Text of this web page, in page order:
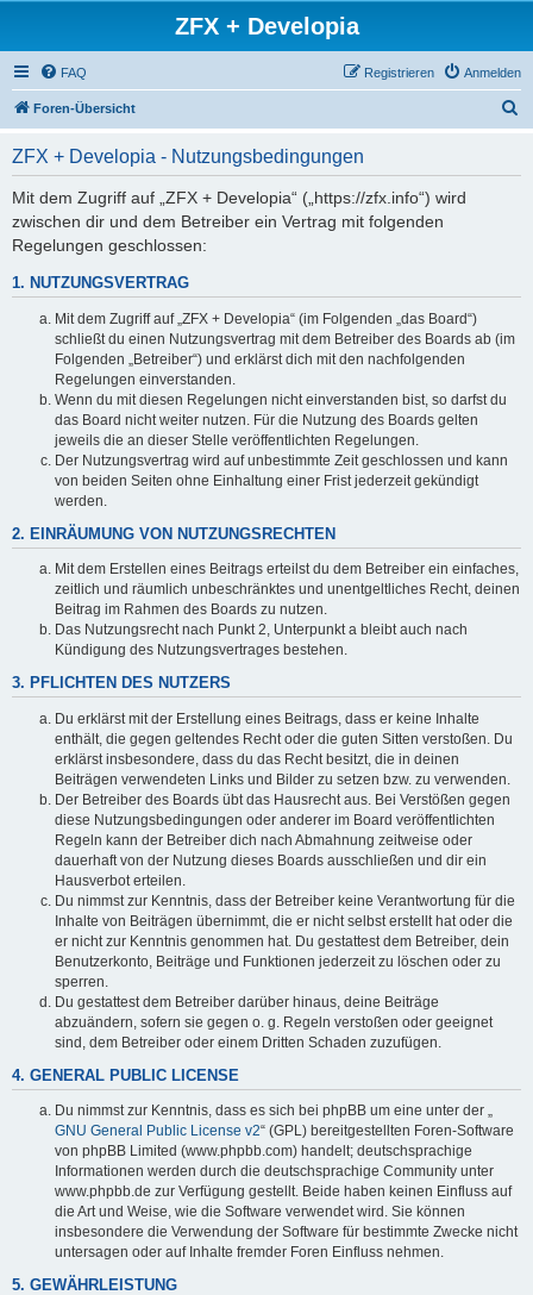
ZFX + Developia
FAQ Anmelden
Registrieren
Foren-Übersicht
ZFX + Developia - Nutzungsbedingungen
Mit dem Zugriff auf „ZFX + Developia“ („https://zfx.info“) wird
zwischen dir und dem Betreiber ein Vertrag mit folgenden
Regelungen geschlossen:
1. NUTZUNGSVERTRAG
Mit dem Zugriff auf „ZFX + Developia“ (im Folgenden „das Board“)
schließt du einen Nutzungsvertrag mit dem Betreiber des Boards ab (im
Folgenden „Betreiber“) und erklärst dich mit den nachfolgenden
Regelungen einverstanden.
Wenn du mit diesen Regelungen nicht einverstanden bist, so darfst du
das Board nicht weiter nutzen. Für die Nutzung des Boards gelten
jeweils die an dieser Stelle veröffentlichten Regelungen.
Der Nutzungsvertrag wird auf unbestimmte Zeit geschlossen und kann
von beiden Seiten ohne Einhaltung einer Frist jederzeit gekündigt
werden.
2. EINRÄUMUNG VON NUTZUNGSRECHTEN
Mit dem Erstellen eines Beitrags erteilst du dem Betreiber ein einfaches,
zeitlich und räumlich unbeschränktes und unentgeltliches Recht, deinen
Beitrag im Rahmen des Boards zu nutzen.
Das Nutzungsrecht nach Punkt 2, Unterpunkt a bleibt auch nach
Kündigung des Nutzungsvertrages bestehen.
3. PFLICHTEN DES NUTZERS
Du erklärst mit der Erstellung eines Beitrags, dass er keine Inhalte
enthält, die gegen geltendes Recht oder die guten Sitten verstoßen. Du
erklärst insbesondere, dass du das Recht besitzt, die in deinen
Beiträgen verwendeten Links und Bilder zu setzen bzw. zu verwenden.
Der Betreiber des Boards übt das Hausrecht aus. Bei Verstößen gegen
diese Nutzungsbedingungen oder anderer im Board veröffentlichten
Regeln kann der Betreiber dich nach Abmahnung zeitweise oder
dauerhaft von der Nutzung dieses Boards ausschließen und dir ein
Hausverbot erteilen.
Du nimmst zur Kenntnis, dass der Betreiber keine Verantwortung für die
Inhalte von Beiträgen übernimmt, die er nicht selbst erstellt hat oder die
er nicht zur Kenntnis genommen hat. Du gestattest dem Betreiber, dein
Benutzerkonto, Beiträge und Funktionen jederzeit zu löschen oder zu
sperren.
Du gestattest dem Betreiber darüber hinaus, deine Beiträge
abzuändern, sofern sie gegen o. g. Regeln verstoßen oder geeignet
sind, dem Betreiber oder einem Dritten Schaden zuzufügen.
4. GENERAL PUBLIC LICENSE
Du nimmst zur Kenntnis, dass es sich bei phpBB um eine unter der „
GNU General Public License v2“ (GPL) bereitgestellten Foren-Software
von phpBB Limited (www.phpbb.com) handelt; deutschsprachige
Informationen werden durch die deutschsprachige Community unter
www.phpbb.de zur Verfügung gestellt. Beide haben keinen Einfluss auf
die Art und Weise, wie die Software verwendet wird. Sie können
insbesondere die Verwendung der Software für bestimmte Zwecke nicht
untersagen oder auf Inhalte fremder Foren Einfluss nehmen.
5. GEWÄHRLEISTUNG